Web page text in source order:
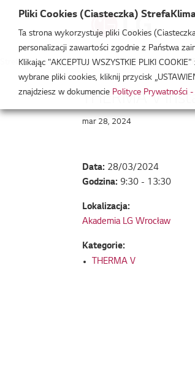
Strefa Klimatyzacji /Wydarzenia/THERMA V/
THERMA V
mar 28, 2024
Data: 28/03/2024
Godzina: 9:30 - 13:30
Lokalizacja:
Akademia LG Wrocław
Kategorie:
THERMA V
Pliki Cookies (Ciasteczka)
Ta strona wykorzystuje pliki Cookies
personalizacji zawartości zgodnie z Państwa
Klikając "AKCEPTUJ WSZYSTKIE PLIKI
wybrane pliki cookies, kliknij przycisk
znajdziesz w dokumencie Polityce Prywatności